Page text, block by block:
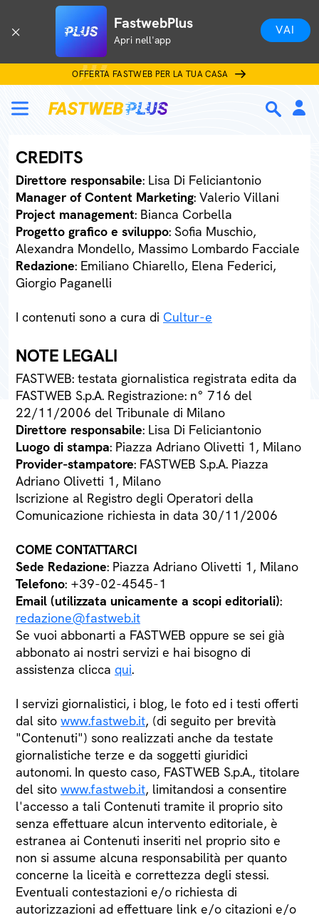
FastwebPlus
Apri nell'app
VAI
OFFERTA FASTWEB PER LA TUA CASA
CREDITS
Direttore responsabile: Lisa Di Feliciantonio
Manager of Content Marketing: Valerio Villani
Project management: Bianca Corbella
Progetto grafico e sviluppo: Sofia Muschio,
Alexandra Mondello, Massimo Lombardo Facciale
Redazione: Emiliano Chiarello, Elena Federici,
Giorgio Paganelli
I contenuti sono a cura di Cultur-e
NOTE LEGALI
FASTWEB: testata giornalistica registrata edita da
FASTWEB S.p.A. Registrazione: n° 716 del
22/11/2006 del Tribunale di Milano
Direttore responsabile: Lisa Di Feliciantonio
Luogo di stampa: Piazza Adriano Olivetti 1, Milano
Provider-stampatore: FASTWEB S.p.A. Piazza
Adriano Olivetti 1, Milano
Iscrizione al Registro degli Operatori della
Comunicazione richiesta in data 30/11/2006
COME CONTATTARCI
Sede Redazione: Piazza Adriano Olivetti 1, Milano
Telefono: +39-02-4545-1
Email (utilizzata unicamente a scopi editoriali):
redazione@fastweb.it
Se vuoi abbonarti a FASTWEB oppure se sei già
abbonato ai nostri servizi e hai bisogno di
assistenza clicca qui.
I servizi giornalistici, i blog, le foto ed i testi offerti
dal sito www.fastweb.it, (di seguito per brevità
"Contenuti") sono realizzati anche da testate
giornalistiche terze e da soggetti giuridici
autonomi. In questo caso, FASTWEB S.p.A., titolare
del sito www.fastweb.it, limitandosi a consentire
l'accesso a tali Contenuti tramite il proprio sito
senza effettuare alcun intervento editoriale, è
estranea ai Contenuti inseriti nel proprio sito e
non si assume alcuna responsabilità per quanto
concerne la liceità e correttezza degli stessi.
Eventuali contestazioni e/o richiesta di
autorizzazioni ad effettuare link e/o citazioni e/o